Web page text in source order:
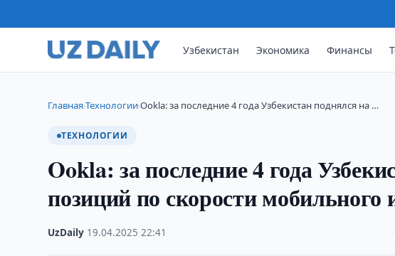
Узбекистан Экономика Финансы
Главная›Технологии›Ookla: за последние 4 года Узбекистан поднялся на …
ТЕХНОЛОГИИ
Ookla: за последние 4 года
позиций по скорости мобильного
UzDaily 19.04.2025 ·22:41